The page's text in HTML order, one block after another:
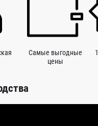
Самые выгодные
цены